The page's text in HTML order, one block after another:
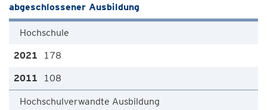
abgeschlossener Ausbildung
Hochschule
178
108
Hochschulverwandte Ausbildung